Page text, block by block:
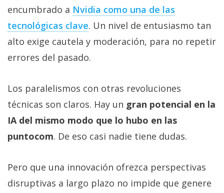
encumbrado a Nvidia como una de las
tecnológicas clave‎. Un nivel de entusiasmo tan
alto exige cautela y moderación, para no repetir
errores del pasado.
Los paralelismos con otras revoluciones
técnicas son claros. Hay un gran potencial en la
IA del mismo modo que lo hubo en las
puntocom. De eso casi nadie tiene dudas.
Pero que una innovación ofrezca perspectivas
disruptivas a largo plazo no impide que genere